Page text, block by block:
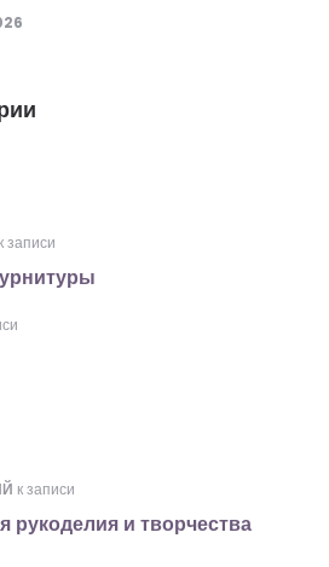
к записи
к записи
рукоделия и творчества